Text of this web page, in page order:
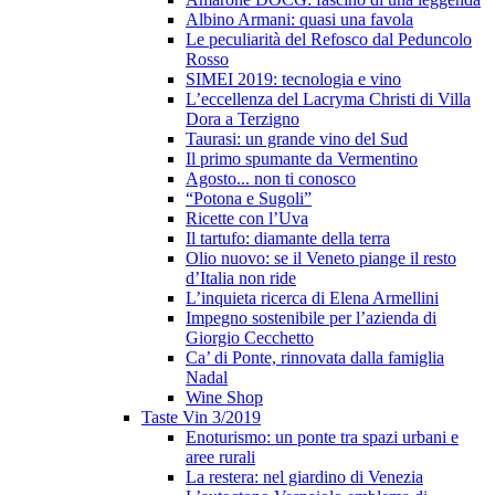
Albino Armani: quasi una favola
Le peculiarità del Refosco dal Peduncolo
Rosso
SIMEI 2019: tecnologia e vino
L’eccellenza del Lacryma Christi di Villa
Dora a Terzigno
Taurasi: un grande vino del Sud
Il primo spumante da Vermentino
Agosto... non ti conosco
“Potona e Sugoli”
Ricette con l’Uva
Il tartufo: diamante della terra
Olio nuovo: se il Veneto piange il resto
d’Italia non ride
L’inquieta ricerca di Elena Armellini
Impegno sostenibile per l’azienda di
Giorgio Cecchetto
Ca’ di Ponte, rinnovata dalla famiglia
Nadal
Wine Shop
Taste Vin 3/2019
Enoturismo: un ponte tra spazi urbani e
aree rurali
La restera: nel giardino di Venezia